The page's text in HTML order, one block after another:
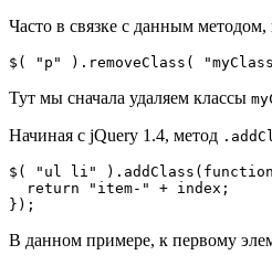
Часто в связке с данным методом,
$( "p" ).removeClass(
Тут мы сначала удаляем классы
Начиная с jQuery 1.4, метод
$( "ul li"
  return "item-" + index;
});
В данном примере, к первому